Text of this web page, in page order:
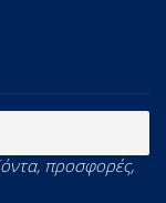
προσφορές,